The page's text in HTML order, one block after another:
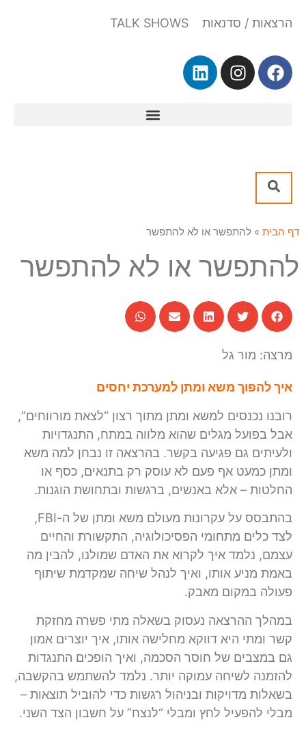
הרצאות / סדנאות TALK SHOWS
דף הבית » להתפשר או לא להתפשר
להתפשר או לא להתפשר
מרצה: מור גל
איך להפוך משא ומתן למערכת יחסים
רובנו נכנסים למשא ומתן מתוך רצון “לצאת מורווחים”,
אבל בפועל מגלים שהוא מלווה במתח, התנגדויות
ולעיתים גם פגיעה בקשר. בהרצאה זו נבחן למה משא
ומתן כמעט אף פעם לא עוסק רק בתנאים, כסף או
החלטות – אלא באנשים, ברגשות ובתחושת הוגנות.
בהתבסס על עקרונות מעולם משא ומתן של ה-FBI,
לצד כלים מתחומי הפסיכולוגיה, התקשורת והחיים
עצמם, נלמד איך לקרוא את האדם שמולנו, להבין מה
באמת מניע אותו, ואיך לנהל שיחה שמקדמת שיתוף
פעולה במקום מאבק.
במהלך ההרצאה נעסוק בשאלה מתי פשרה מחזקת
קשר ומתי היא דווקא מחלישה אותו, איך יוצרים אמון
גם במצבים של חוסר הסכמה, ואיך הופכים התנגדות
להזמנה לשיחה עמוקה יותר. נלמד להשתמש בהקשבה,
בשאלות מדויקות ובניהול רגשות כדי להוביל תוצאות –
מבלי להפעיל לחץ ומבלי “לנצח” על חשבון הצד השני.